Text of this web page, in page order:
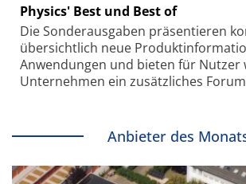
Physics' Best und Best of
Die Sonder­ausgaben präsentieren
übersichtlich neue
Anwendungen und bieten für Nutzer
Unternehmen ein zusätzliches
Anbieter des